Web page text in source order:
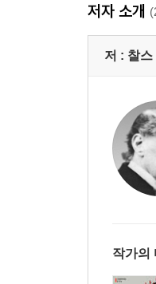
저자 소개
저 : 찰스
작가의